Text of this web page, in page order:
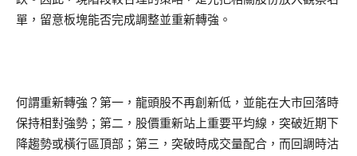
單，留意板塊能否完成調整並重新轉強。
何謂重新轉強？第一，龍頭股不再創新低，並能在大市回落時
保持相對強勢；第二，股價重新站上重要平均線，突破近期下
降趨勢或橫行區頂部；第三，突破時成交量配合，而回調時沽